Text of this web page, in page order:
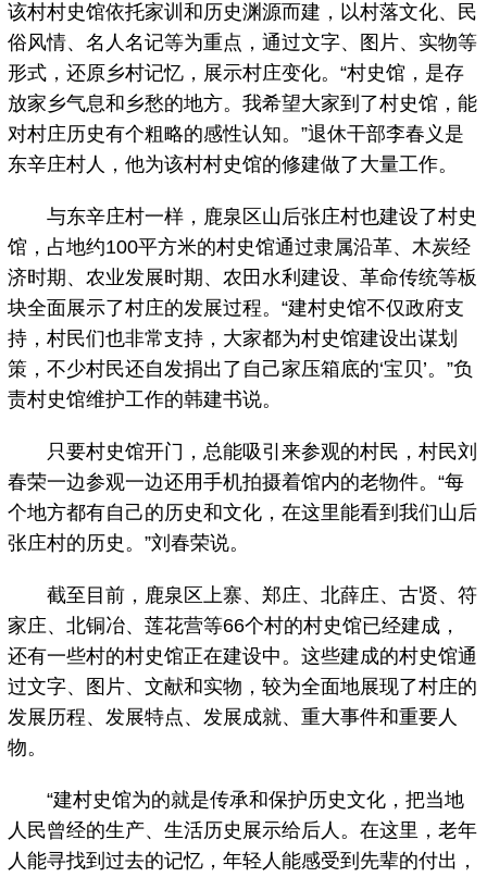
该村村史馆依托家训和历史渊源而建，以村落文化、民
俗风情、名人名记等为重点，通过文字、图片、实物等
形式，还原乡村记忆，展示村庄变化。“村史馆，是存
放家乡气息和乡愁的地方。我希望大家到了村史馆，能
对村庄历史有个粗略的感性认知。”退休干部李春义是
东辛庄村人，他为该村村史馆的修建做了大量工作。
与东辛庄村一样，鹿泉区山后张庄村也建设了村史
馆，占地约100平方米的村史馆通过隶属沿革、木炭经
济时期、农业发展时期、农田水利建设、革命传统等板
块全面展示了村庄的发展过程。“建村史馆不仅政府支
持，村民们也非常支持，大家都为村史馆建设出谋划
策，不少村民还自发捐出了自己家压箱底的‘宝贝’。”负
责村史馆维护工作的韩建书说。
只要村史馆开门，总能吸引来参观的村民，村民刘
春荣一边参观一边还用手机拍摄着馆内的老物件。“每
个地方都有自己的历史和文化，在这里能看到我们山后
张庄村的历史。”刘春荣说。
截至目前，鹿泉区上寨、郑庄、北薛庄、古贤、符
家庄、北铜冶、莲花营等66个村的村史馆已经建成，
还有一些村的村史馆正在建设中。这些建成的村史馆通
过文字、图片、文献和实物，较为全面地展现了村庄的
发展历程、发展特点、发展成就、重大事件和重要人
物。
“建村史馆为的就是传承和保护历史文化，把当地
人民曾经的生产、生活历史展示给后人。在这里，老年
人能寻找到过去的记忆，年轻人能感受到先辈的付出，